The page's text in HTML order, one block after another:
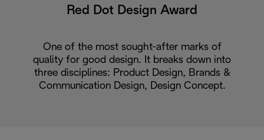
Red Dot Design Award
One of the most sought-after marks of
quality for good design. It breaks down into
three disciplines: Product Design, Brands &
Communication Design, Design Concept.